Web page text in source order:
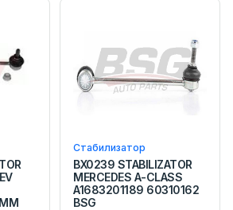
Стабилизатор
BX0239 STABILIZATOR
MERCEDES A-CLASS
A1683201189 60310162
BSG